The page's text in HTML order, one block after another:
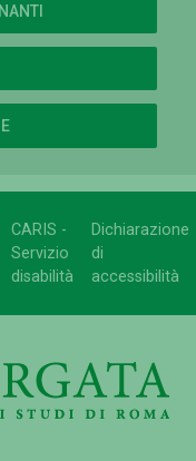
CARIS -
Servizio
disabilità
Dichiarazione
di
accessibilità